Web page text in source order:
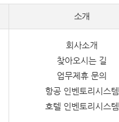
소개
회사소개
찾아오시는 길
업무제휴 문의
항공 인벤토리시스템
호텔 인벤토리시스템